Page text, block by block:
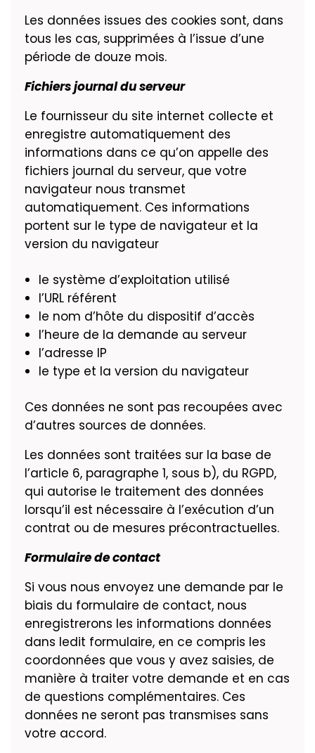
Les données issues des cookies sont, dans
tous les cas, supprimées à l’issue d’une
période de douze mois.
Fichiers journal du serveur
Le fournisseur du site internet collecte et
enregistre automatiquement des
informations dans ce qu’on appelle des
fichiers journal du serveur, que votre
navigateur nous transmet
automatiquement. Ces informations
portent sur le type de navigateur et la
version du navigateur
le système d’exploitation utilisé
l’URL référent
le nom d’hôte du dispositif d’accès
l’heure de la demande au serveur
l’adresse IP
le type et la version du navigateur
Ces données ne sont pas recoupées avec
d’autres sources de données.
Les données sont traitées sur la base de
l’article 6, paragraphe 1, sous b), du RGPD,
qui autorise le traitement des données
lorsqu’il est nécessaire à l’exécution d’un
contrat ou de mesures précontractuelles.
Formulaire de contact
Si vous nous envoyez une demande par le
biais du formulaire de contact, nous
enregistrerons les informations données
dans ledit formulaire, en ce compris les
coordonnées que vous y avez saisies, de
manière à traiter votre demande et en cas
de questions complémentaires. Ces
données ne seront pas transmises sans
votre accord.